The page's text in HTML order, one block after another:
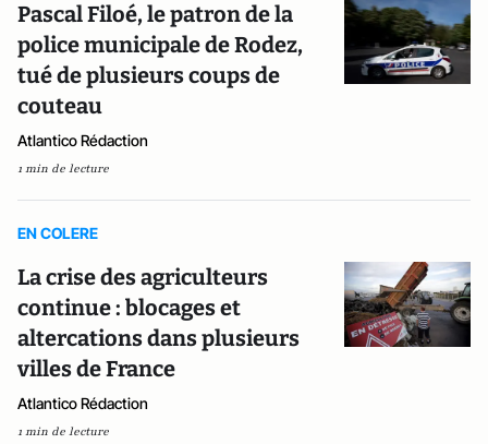
Pascal Filoé, le patron de la
police municipale de Rodez,
tué de plusieurs coups de
couteau
Atlantico Rédaction
1 min de lecture
EN COLERE
La crise des agriculteurs
continue : blocages et
altercations dans plusieurs
villes de France
Atlantico Rédaction
1 min de lecture